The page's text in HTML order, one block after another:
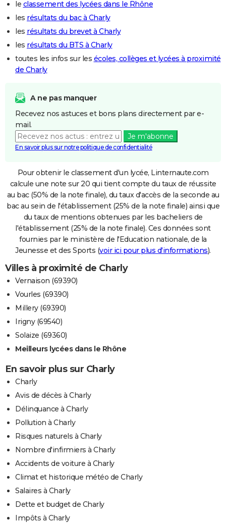
le classement des lycées dans le Rhône
les résultats du bac à Charly
les résultats du brevet à Charly
les résultats du BTS à Charly
toutes les infos sur les écoles, collèges et lycées à proximité
de Charly
A ne pas manquer
Recevez nos astuces et bons plans directement par e-
mail.
Je m'abonne
En savoir plus sur notre politique de confidentialité
Pour obtenir le classement d'un lycée, Linternaute.com
calcule une note sur 20 qui tient compte du taux de réussite
au bac (50% de la note finale), du taux d'accès de la seconde au
bac au sein de l'établissement (25% de la note finale) ainsi que
du taux de mentions obtenues par les bacheliers de
l'établissement (25% de la note finale). Ces données sont
fournies par le ministère de l'Education nationale, de la
Jeunesse et des Sports (voir ici pour plus d'informations).
Villes à proximité de Charly
Vernaison (69390)
Vourles (69390)
Millery (69390)
Irigny (69540)
Solaize (69360)
Meilleurs lycées dans le Rhône
En savoir plus sur Charly
Charly
Avis de décès à Charly
Délinquance à Charly
Pollution à Charly
Risques naturels à Charly
Nombre d'infirmiers à Charly
Accidents de voiture à Charly
Climat et historique météo de Charly
Salaires à Charly
Dette et budget de Charly
Impôts à Charly